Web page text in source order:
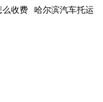
么收费 哈尔滨汽车托运